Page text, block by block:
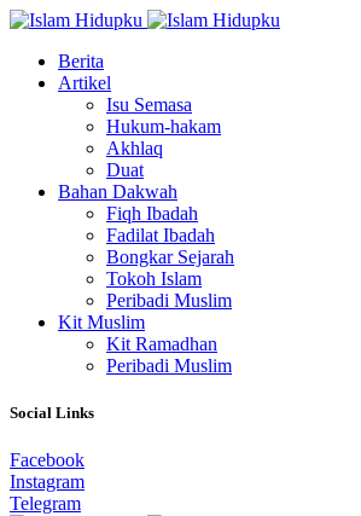
Berita
Artikel
Isu Semasa
Hukum-hakam
Akhlaq
Duat
Bahan Dakwah
Fiqh Ibadah
Fadilat Ibadah
Bongkar Sejarah
Tokoh Islam
Peribadi Muslim
Kit Muslim
Kit Ramadhan
Peribadi Muslim
Social Links
Facebook
Instagram
Telegram